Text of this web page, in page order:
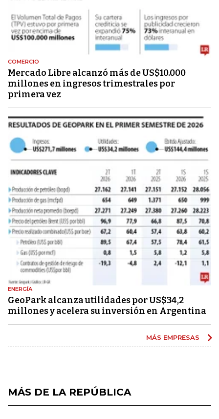
COMERCIO
Mercado Libre alcanzó más de US$10.000
millones en ingresos trimestrales por
primera vez
ENERGÍA
GeoPark alcanza utilidades por US$34,2
millones y acelera su inversión en Argentina
MÁS EMPRESAS
MÁS DE LA REPÚBLICA